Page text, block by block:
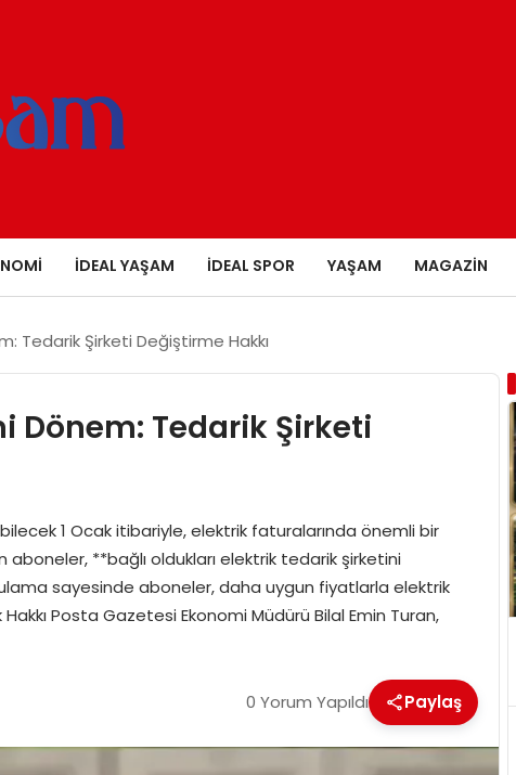
İDEAL YAŞAM İDEAL SPOR YAŞAM MAGAZIN
Tedarik Şirketi Değiştirme Hakkı
Dönem: Tedarik Şirketi
1 Ocak itibariyle, elektrik faturalarında önemli bir
aboneler, **bağlı oldukları elektrik tedarik şirketini
sayesinde aboneler, daha uygun fiyatlarla elektrik
Posta Gazetesi Ekonomi Müdürü Bilal Emin Turan,
0 Yorum Yapıldı Paylaş